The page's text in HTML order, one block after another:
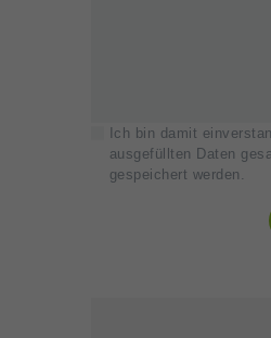
Ich bin damit
ausgefüllten Daten
gespeichert werden.